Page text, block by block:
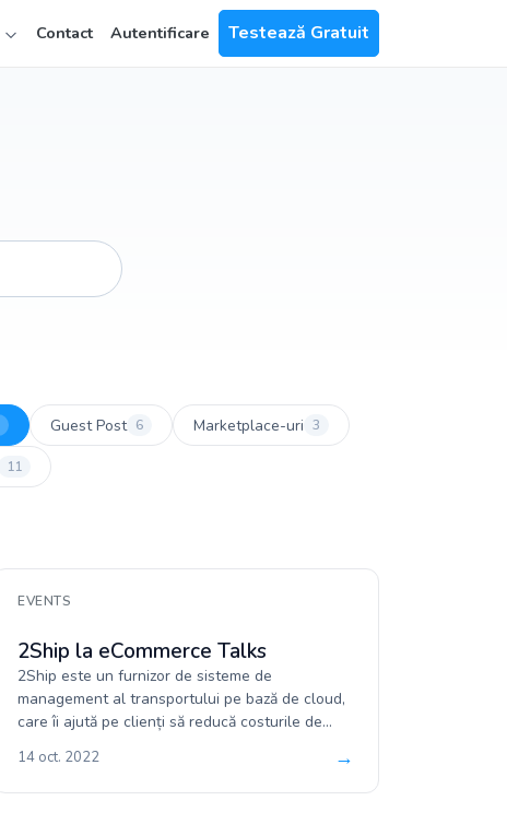
Contact Autentificare Testează Gratuit
Guest Post 6 Marketplace-uri 3
11
EVENTS
2Ship la eCommerce Talks
2Ship este un furnizor de sisteme de
management al transportului pe bază de cloud,
care îi ajută pe clienți să reducă costurile de
14 oct. 2022 →